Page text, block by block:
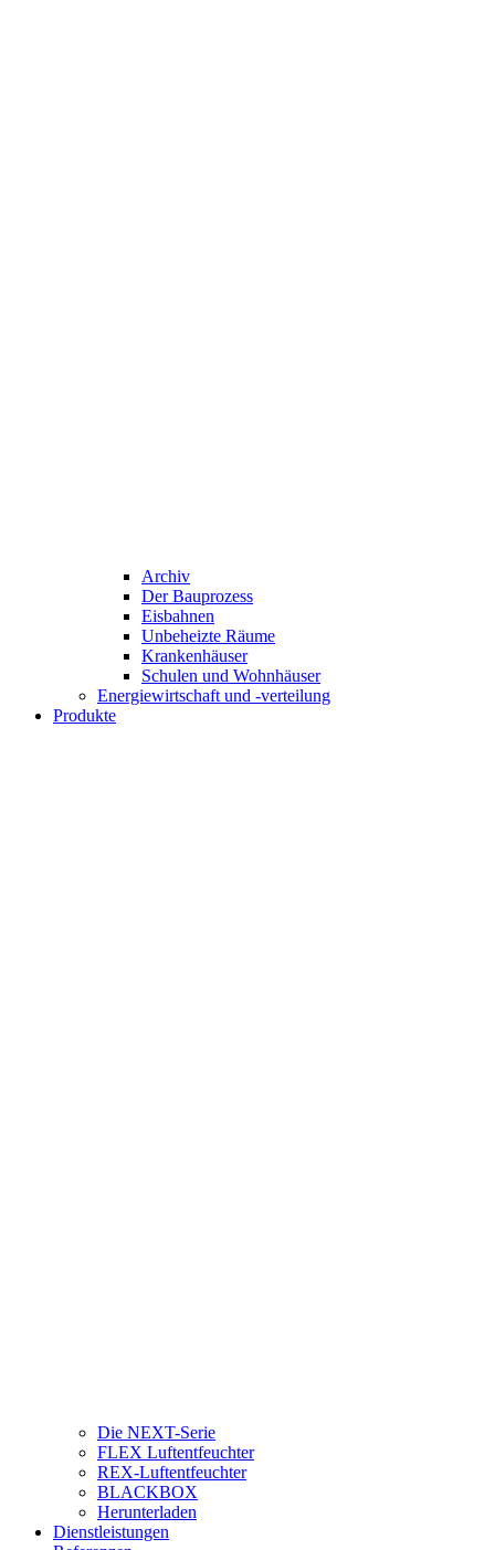
Archiv
Der Bauprozess
Eisbahnen
Unbeheizte Räume
Krankenhäuser
Schulen und Wohnhäuser
Energiewirtschaft und -verteilung
Produkte
Die NEXT-Serie
FLEX Luftentfeuchter
REX-Luftentfeuchter
BLACKBOX
Herunterladen
Dienstleistungen